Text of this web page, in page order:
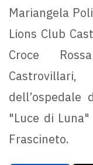
Mariangela
Lions Club
Croce
dell’ospedale
"Luce di
Frascineto.